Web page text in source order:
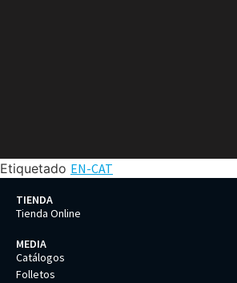
Etiquetado EN-CAT
TIENDA
Tienda Online
MEDIA
Catálogos
Folletos